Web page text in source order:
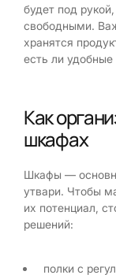
будет под
свободными.
хранятся
есть ли
Как
шкафах
Шкафы —
утвари. Чтобы
их потенциал,
решений:
полки с